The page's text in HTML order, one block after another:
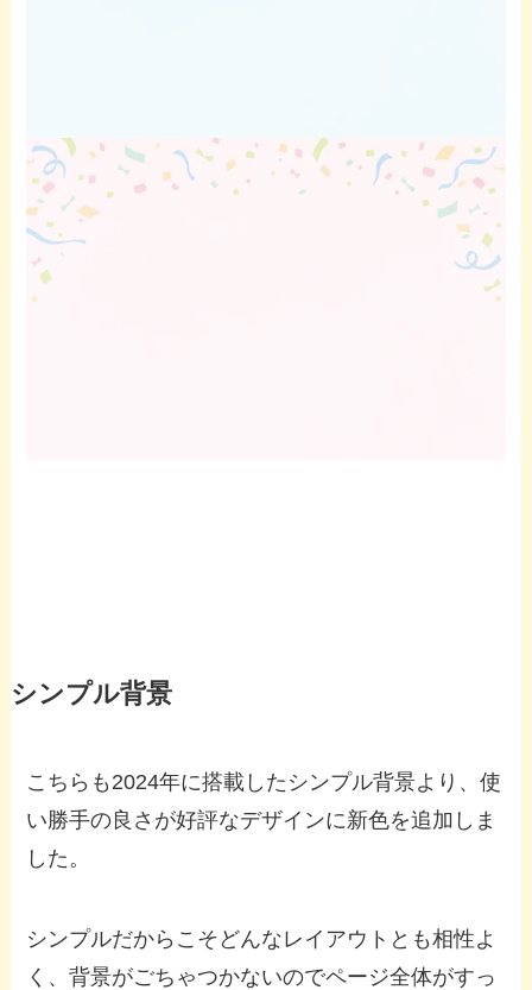
シンプル背景
こちらも2024年に搭載したシンプル背景より、使
い勝手の良さが好評なデザインに新色を追加しま
した。
シンプルだからこそどんなレイアウトとも相性よ
く、背景がごちゃつかないのでページ全体がすっ